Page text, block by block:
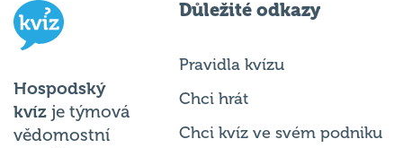
Hospodský
kvíz je týmová
vědomostní
Důležité odkazy
Pravidla kvízu
Chci hrát
Chci kvíz ve svém podniku